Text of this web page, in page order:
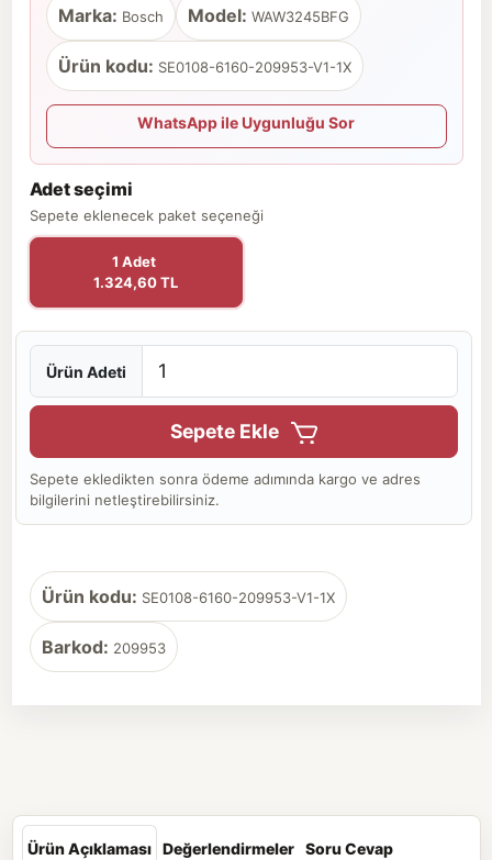
Marka: Bosch Model: WAW3245BFG
Ürün kodu: SE0108-6160-209953-V1-1X
WhatsApp ile Uygunluğu Sor
Adet seçimi
Sepete eklenecek paket seçeneği
1 Adet
1.324,60 TL
Ürün Adeti
Sepete Ekle
Sepete ekledikten sonra ödeme adımında kargo ve adres
bilgilerini netleştirebilirsiniz.
Ürün kodu: SE0108-6160-209953-V1-1X
Barkod: 209953
Ürün Açıklaması Değerlendirmeler Soru Cevap